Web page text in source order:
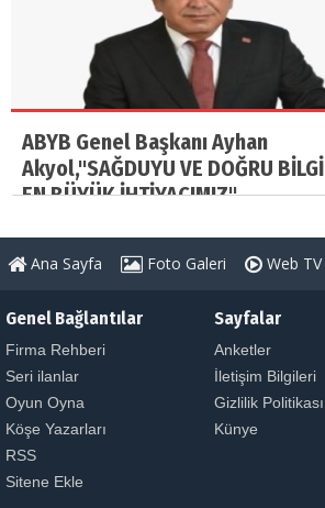
ABYB Genel Başkanı Ayhan
Akyol,"SAĞDUYU VE DOĞRU BİLGİ
EN BÜYÜK İHTİYACIMIZ"
Ana Sayfa Foto Galeri Web TV
Genel Bağlantılar
Firma Rehberi
Seri ilanlar
Oyun Oyna
Köşe Yazarları
RSS
Sitene Ekle
Sayfalar
Anketler
İletişim Bilgileri
Gizlilik Politikası
Künye